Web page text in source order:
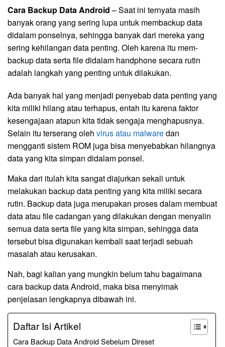
Cara Backup Data Android – Saat ini ternyata masih
banyak orang yang sering lupa untuk membackup data
didalam ponselnya, sehingga banyak dari mereka yang
sering kehilangan data penting. Oleh karena itu mem-
backup data serta file didalam handphone secara rutin
adalah langkah yang penting untuk dilakukan.
Ada banyak hal yang menjadi penyebab data penting yang
kita miliki hilang atau terhapus, entah itu karena faktor
kesengajaan atapun kita tidak sengaja menghapusnya.
Selain itu terserang oleh virus atau malwaredan
mengganti sistem ROM juga bisa menyebabkan hilangnya
data yang kita simpan didalam ponsel.
Maka dari itulah kita sangat diajurkan sekali untuk
melakukan backup data penting yang kita miliki secara
rutin. Backup data juga merupakan proses dalam membuat
data atau file cadangan yang dilakukan dengan menyalin
semua data serta file yang kita simpan, sehingga data
tersebut bisa digunakan kembali saat terjadi sebuah
masalah atau kerusakan.
Nah, bagi kalian yang mungkin belum tahu bagaimana
cara backup data Android, maka bisa menyimak
penjelasan lengkapnya dibawah ini.
Daftar Isi Artikel
Cara Backup Data Android Sebelum Direset